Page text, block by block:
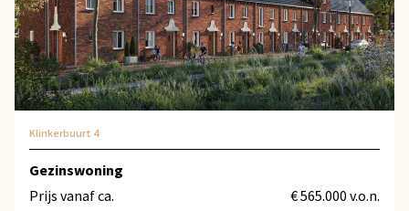
Klinkerbuurt 4
Gezinswoning
Prijs vanaf ca.
€ 565.000 v.o.n.